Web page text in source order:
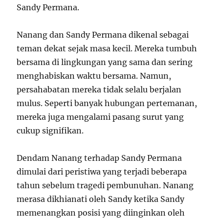
Sandy Permana.
Nanang dan Sandy Permana dikenal sebagai
teman dekat sejak masa kecil. Mereka tumbuh
bersama di lingkungan yang sama dan sering
menghabiskan waktu bersama. Namun,
persahabatan mereka tidak selalu berjalan
mulus. Seperti banyak hubungan pertemanan,
mereka juga mengalami pasang surut yang
cukup signifikan.
Dendam Nanang terhadap Sandy Permana
dimulai dari peristiwa yang terjadi beberapa
tahun sebelum tragedi pembunuhan. Nanang
merasa dikhianati oleh Sandy ketika Sandy
memenangkan posisi yang diinginkan oleh